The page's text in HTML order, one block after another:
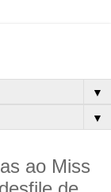
▼
▼
ao Miss